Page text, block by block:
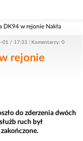
DK94 w rejonie Nakła
01 / 17:33 Komentarzy: 0
rejonie
do zderzenia dwóch
ruch był